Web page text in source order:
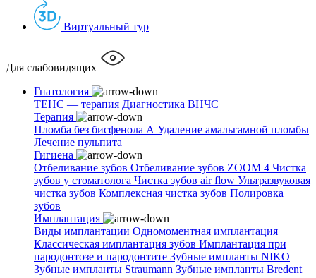
Виртуальный тур
Для слабовидящих
Гнатология
ТЕНС — терапия Диагностика ВНЧС
Терапия
Пломба без бисфенола А Удаление амальгамной пломбы
Лечение пульпита
Гигиена
Отбеливание зубов Отбеливание зубов ZOOM 4 Чистка
зубов у стоматолога Чистка зубов air flow Ультразвуковая
чистка зубов Комплексная чистка зубов Полировка
зубов
Имплантация
Виды имплантации Одномоментная имплантация
Классическая имплантация зубов Имплантация при
пародонтозе и пародонтите Зубные импланты NIKO
Зубные импланты Straumann Зубные импланты Bredent